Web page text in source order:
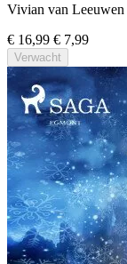
Vivian van Leeuwen
€ 16,99 € 7,99
Verwacht